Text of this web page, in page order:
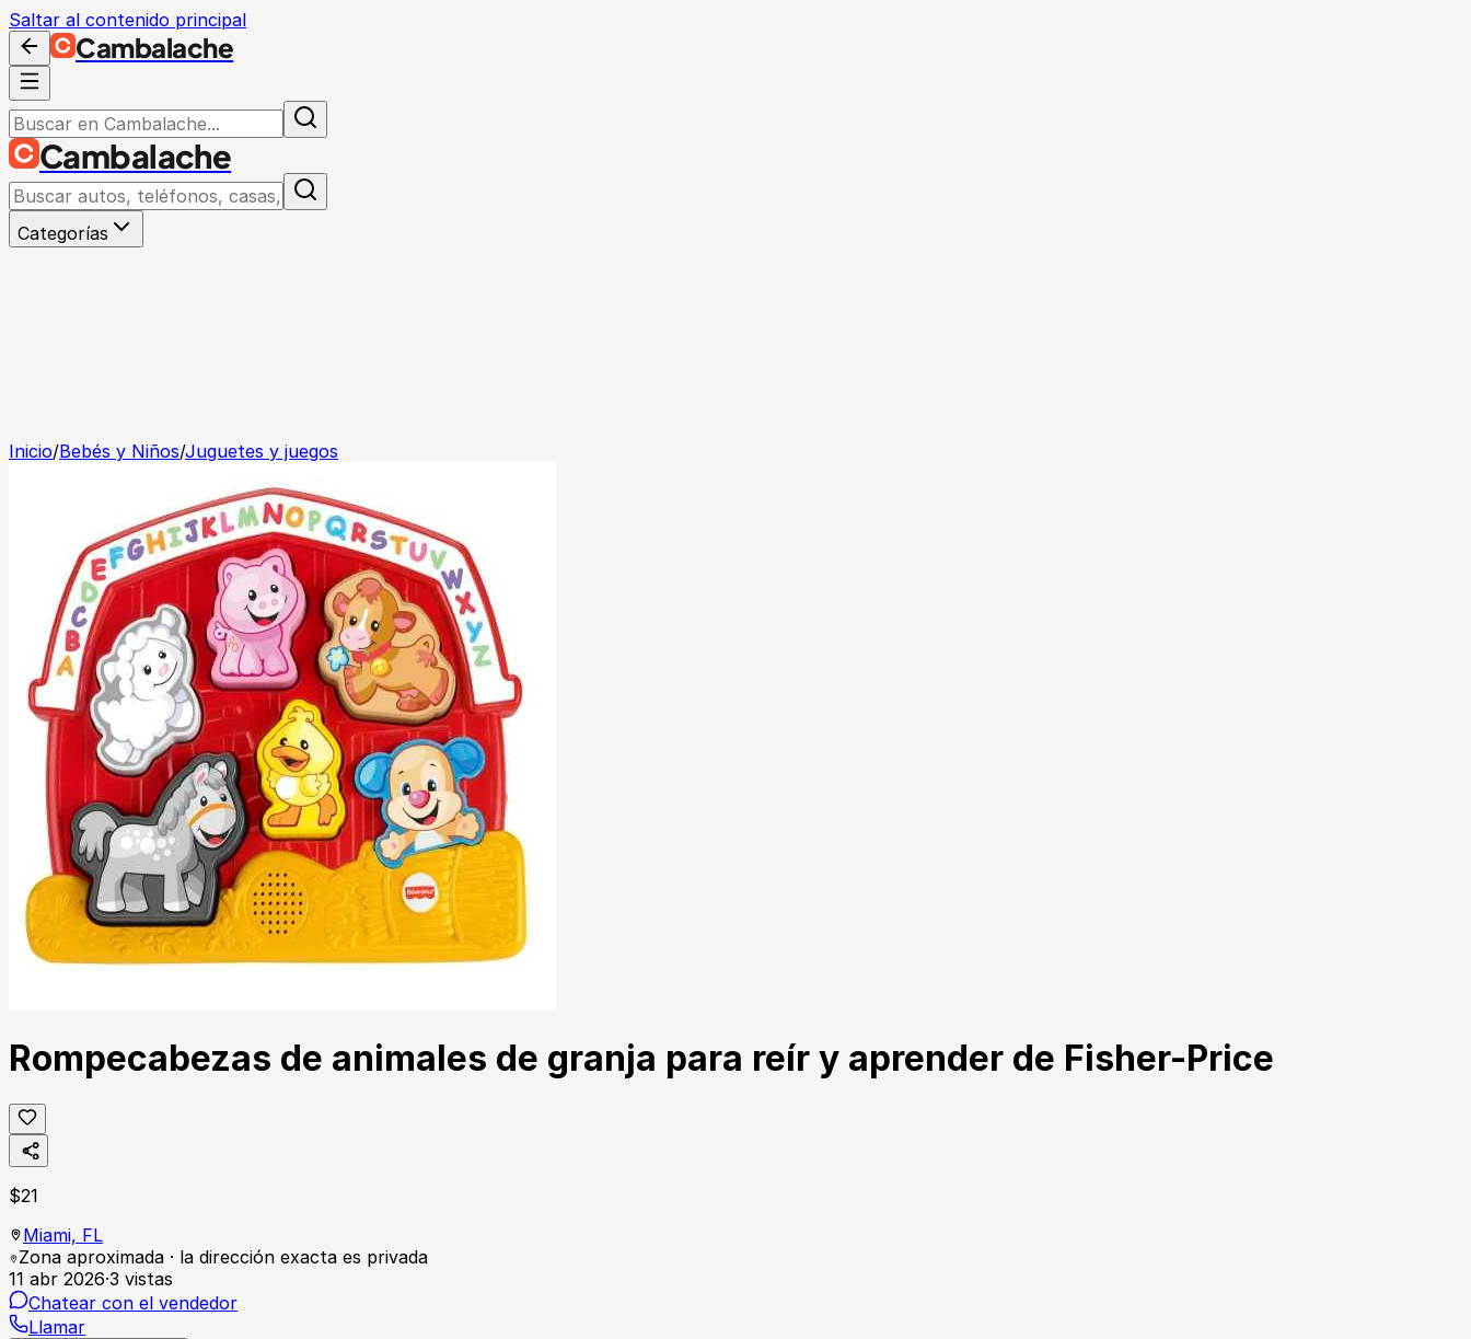
Saltar al contenido principal
Cambalache
Cambalache
Categorías
Inicio/Bebés y Niños/Juguetes y juegos
Rompecabezas de animales de granja para reír y aprender de Fisher-Price
$21
Miami, FL
Zona aproximada · la dirección exacta es privada
11 abr 2026·3 vistas
Chatear con el vendedor
Llamar